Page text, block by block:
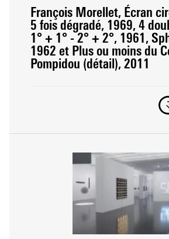
François Morellet, Écran
5 fois dégradé, 1969, 4
1° + 1° - 2° + 2°, 1961,
1962 et Plus ou moins du
Pompidou (détail), 2011